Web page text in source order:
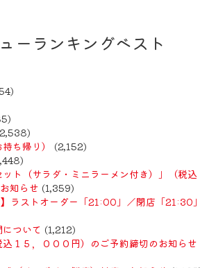
ーランキングベスト
ち帰り）
(2,152)
ト（サラダ・ミニラーメン付き）」（税込
知らせ (1,359)
ラストオーダー「21:00」／閉店「21:30」
ついて (1,212)
込１５，０００円）のご予約締切のお知らせ